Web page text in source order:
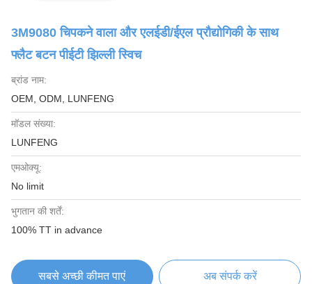
3M9080 चिपकने वाला और एलईडी/ईएल प्रौद्योगिकी के साथ
फ्लैट बटन पीईटी झिल्ली स्विच
ब्रांड नाम:
OEM, ODM, LUNFENG
मॉडल संख्या:
LUNFENG
एमओक्यू:
No limit
भुगतान की शर्तें:
100% TT in advance
सबसे अच्छी कीमत पाएं अब संपर्क करें